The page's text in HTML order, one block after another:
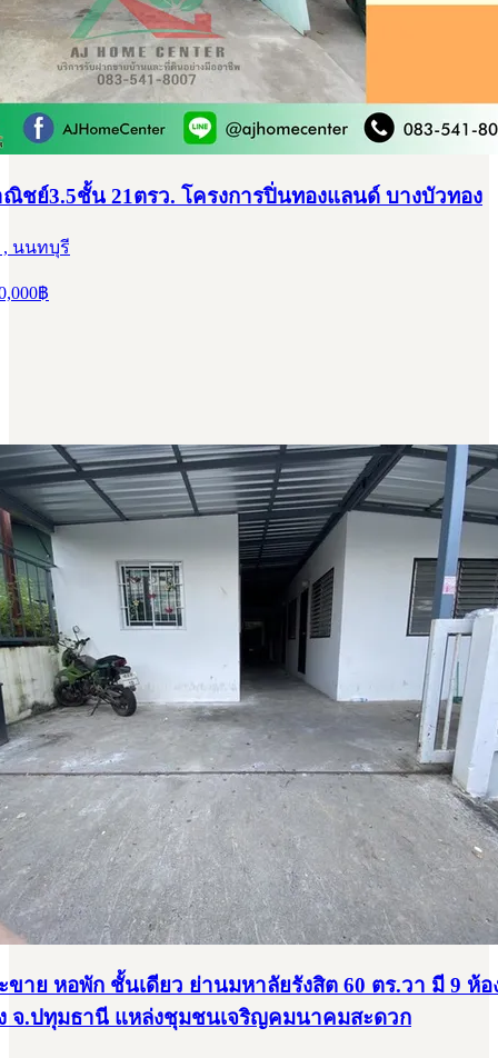
ชย์3.5ชั้น 21ตรว. โครงการปิ่นทองแลนด์ บางบัวทอง
, นนทบุรี
฿
ขาย หอพัก ชั้นเดียว ย่านมหาลัยรังสิต 60 ตร.วา มี 9 ห้อ
จ.ปทุมธานี แหล่งชุมชนเจริญคมนาคมสะดวก